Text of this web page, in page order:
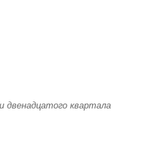
двенадцатого квартала